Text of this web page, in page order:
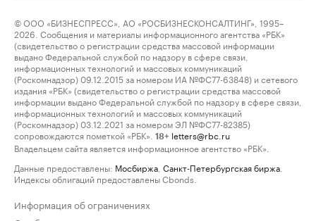
© ООО «БИЗНЕСПРЕСС», АО «РОСБИЗНЕСКОНСАЛТИНГ», 1995–
2026. Сообщения и материалы информационного агентства «РБК»
(свидетельство о регистрации средства массовой информации
выдано Федеральной службой по надзору в сфере связи,
информационных технологий и массовых коммуникаций
(Роскомнадзор) 09.12.2015 за номером ИА №ФС77-63848) и сетевого
издания «РБК» (свидетельство о регистрации средства массовой
информации выдано Федеральной службой по надзору в сфере связи,
информационных технологий и массовых коммуникаций
(Роскомнадзор) 03.12.2021 за номером ЭЛ №ФС77-82385)
сопровождаются пометкой «РБК».
18+ letters@rbc.ru
Владельцем сайта является информационное агентство «РБК».
Данные предоставлены: Мосбиржа Санкт-Петербургская биржа
Индексы облигаций предоставлены Cbonds.
Информация об ограничениях